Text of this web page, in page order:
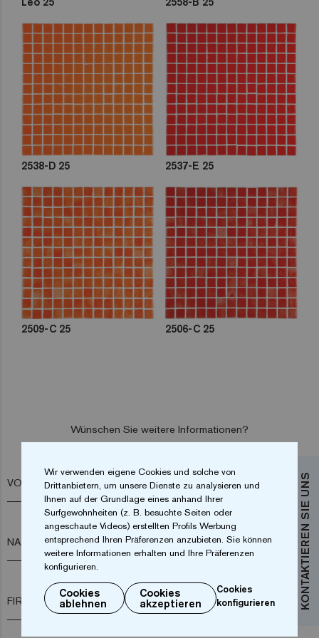
KONTAKTIEREN SIE UNS
2538-D 25 2537-E 25
2509-C 25 2506-C 25
Wünschen Sie weitere Informationen?
VORNAME*
NACHNAME*
FIRMA*
Wir verwenden eigene Cookies und solche von
Drittanbietern, um unsere Dienste zu analysieren und
Ihnen auf der Grundlage eines anhand Ihrer
Surfgewohnheiten (z. B. besuchte Seiten oder
angeschaute Videos) erstellten Profils Werbung
entsprechend Ihren Präferenzen anzubieten. Sie können
weitere Informationen erhalten und Ihre Präferenzen
konfigurieren.
Cookies
ablehnen
Cookies
akzeptieren
Cookies
konfigurieren